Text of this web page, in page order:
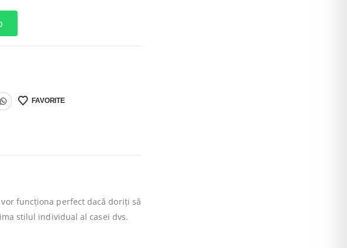
FAVORITE
funcționa perfect dacă doriți să
stilul individual al casei dvs.